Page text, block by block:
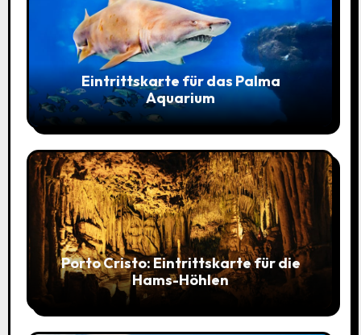
Eintrittskarte für das Palma
Aquarium
Porto Cristo: Eintrittskarte für die
Hams-Höhlen